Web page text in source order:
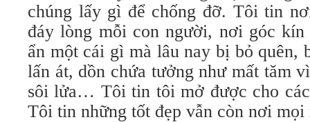
chúng lấy gì để chống đỡ. Tôi tin
đáy lòng mỗi con người, nơi góc
ẩn một cái gì mà lâu nay bị bỏ quên,
lấn át, dồn chứa tưởng như mất tăm
sôi lửa… Tôi tin tôi mở được cho
Tôi tin những tốt đẹp vẫn còn nơi